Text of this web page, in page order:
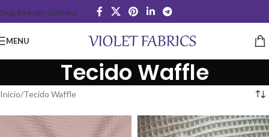
Skip to main content
MENU
Tecido Waffle
Início Tecido Waffle